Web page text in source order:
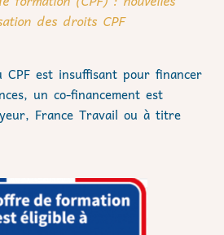
des droits CPF
est insuffisant pour financer
un co-financement est
France Travail ou à titre